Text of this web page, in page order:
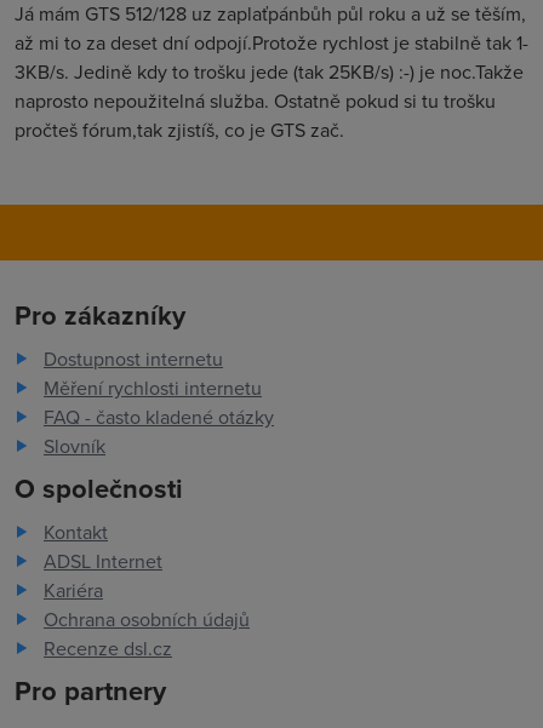
Já mám GTS 512/128 uz zaplaťpánbůh půl roku a už se těším,
až mi to za deset dní odpojí.Protože rychlost je stabilně tak 1-
3KB/s. Jedině kdy to trošku jede (tak 25KB/s) :-) je noc.Takže
naprosto nepoužitelná služba. Ostatně pokud si tu trošku
pročteš fórum,tak zjistíš, co je GTS zač.
Pro zákazníky
Dostupnost internetu
Měření rychlosti internetu
FAQ - často kladené otázky
Slovník
O společnosti
Kontakt
ADSL Internet
Kariéra
Ochrana osobních údajů
Recenze dsl.cz
Pro partnery